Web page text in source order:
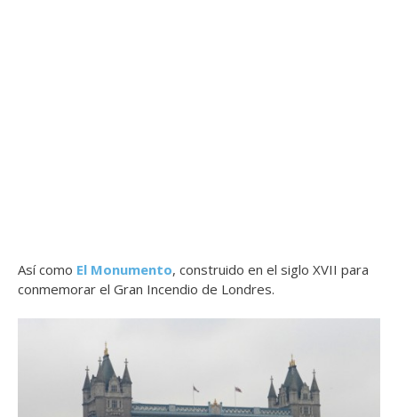
Así como El Monumento, construido en el siglo XVII para
conmemorar el Gran Incendio de Londres.